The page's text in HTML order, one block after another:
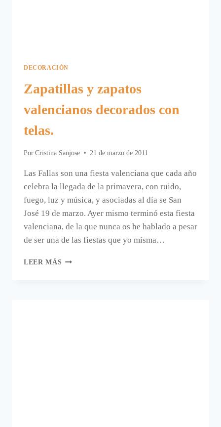
DECORACIÓN
Zapatillas y zapatos
valencianos decorados con
telas.
Por Cristina Sanjose 21 de marzo de 2011
Las Fallas son una fiesta valenciana que cada año
celebra la llegada de la primavera, con ruido,
fuego, luz y música, y asociadas al día se San
José 19 de marzo. Ayer mismo terminó esta fiesta
valenciana, de la que nunca os he hablado a pesar
de ser una de las fiestas que yo misma…
LEER MÁS ZAPATILLAS